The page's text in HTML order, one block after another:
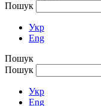
Пошук
Укр
Eng
Пошук
Пошук
Укр
Eng